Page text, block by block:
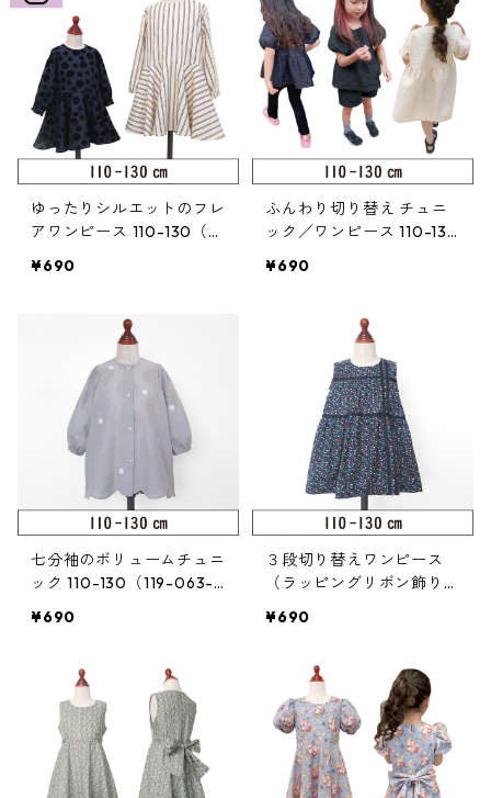
ゆったりシルエットのフレ
アワンピース 110-130（3
¥690
ふんわり切り替え チュニ
ック／ワンピース 110-130
¥690
七分袖のボリュームチュニ
ック 110-130（119-063-
¥690
３段切り替えワンピース
（ラッピングリボン飾り）
¥690